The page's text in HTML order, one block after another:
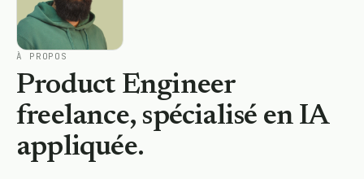
À PROPOS
Product Engineer
freelance, spécialisé en IA
appliquée.